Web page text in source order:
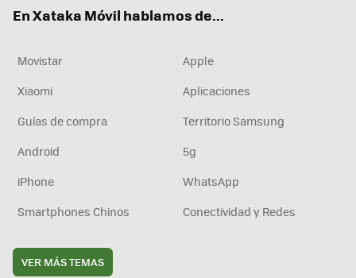
En Xataka Móvil hablamos de...
Movistar
Apple
Xiaomi
Aplicaciones
Guías de compra
Territorio Samsung
Android
5g
iPhone
WhatsApp
Smartphones Chinos
Conectividad y Redes
VER MÁS TEMAS